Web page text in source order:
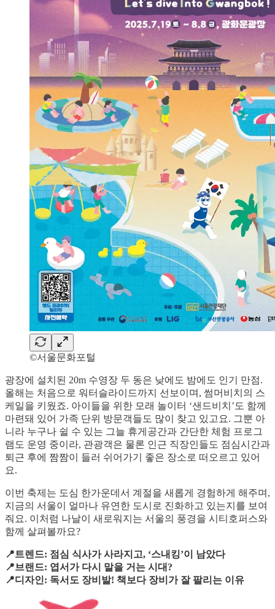
©서울문화포털
광장에 설치된 20m 수영장 두 동은 낮에도 밤에도 인기 만점.
올해는 처음으로 워터슬라이드까지 선보이며, 썸머비치의 스
케일을 키웠죠. 아이들을 위한 모래 놀이터 ‘샌드비치’도 함께
마련돼 있어 가족 단위 방문객들도 많이 찾고 있고요. 그뿐 아
니라 누구나 쉴 수 있는 그늘 휴게공간과 간단한 체험 프로그
램도 운영 중이라, 관광객은 물론 인근 직장인들도 점심시간과
퇴근 후에 짬짬이 들러 쉬어가기 좋은 장소로 떠오르고 있어
요.
이번 축제는 도심 한가운데서 계절을 새롭게 경험하게 해주며,
지금의 서울이 얼마나 유연한 도시로 진화하고 있는지를 보여
줘요. 이처럼 나날이 새로워지는 서울의 풍경을 시티호퍼스와
함께 살펴볼까요?
📍트렌드: 점심 식사가 사라지고, ‘스내킹’이 남았다
📍브랜드: 엽서가 다시 말을 거는 시대?
📍디자인: 독서도 장비발! 책보다 장비가 잘 팔리는 이유